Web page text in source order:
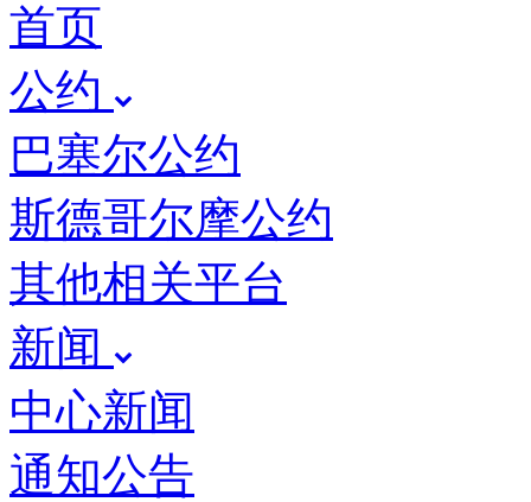
首页
公约
巴塞尔公约
斯德哥尔摩公约
其他相关平台
新闻
中心新闻
通知公告